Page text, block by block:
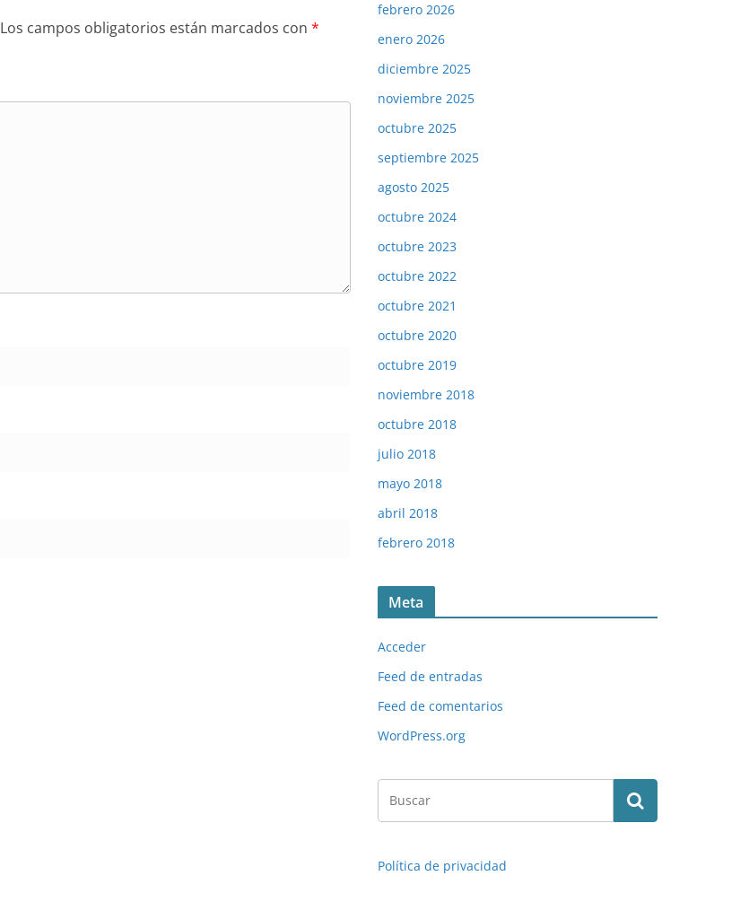
Los campos obligatorios están marcados con *
febrero 2026
enero 2026
diciembre 2025
noviembre 2025
octubre 2025
septiembre 2025
agosto 2025
octubre 2024
octubre 2023
octubre 2022
octubre 2021
octubre 2020
octubre 2019
noviembre 2018
octubre 2018
julio 2018
mayo 2018
abril 2018
febrero 2018
Meta
Acceder
Feed de entradas
Feed de comentarios
WordPress.org
Política de privacidad